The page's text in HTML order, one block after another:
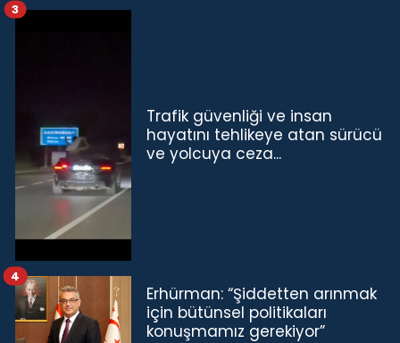
Trafik güvenliği ve insan
hayatını tehlikeye atan sürücü
ve yolcuya ceza...
3
Erhürman: “Şiddetten arınmak
için bütünsel politikaları
konuşmamız gerekiyor”
4